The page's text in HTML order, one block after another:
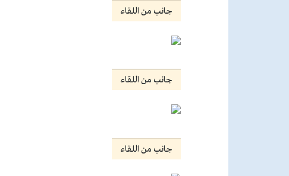
جانب من اللقاء
جانب من اللقاء
جانب من اللقاء